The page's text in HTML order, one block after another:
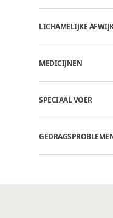
LICHAMELIJKE
MEDICIJNEN
SPECIAAL VOER